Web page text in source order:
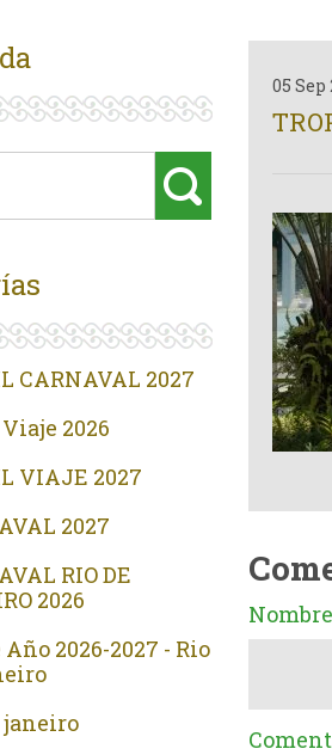
CARNAVAL 2027
2026
VIAJE 2027
2027
RIO DE
2026
2026-2027 - Rio
janeiro
05 Sep